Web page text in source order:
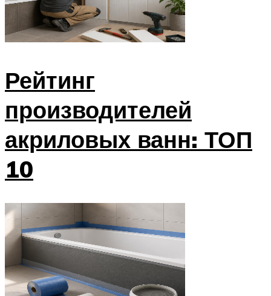
Рейтинг
производителей
акриловых ванн: ТОП
10